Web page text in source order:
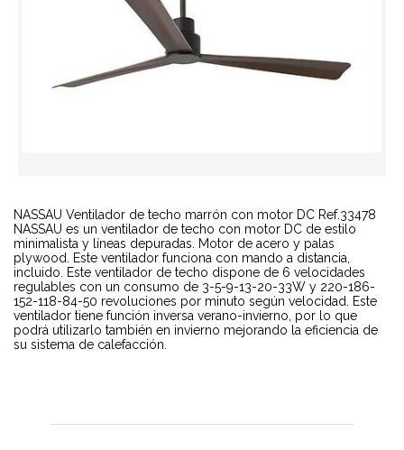
NASSAU Ventilador de techo marrón con motor DC Ref.33478
NASSAU es un ventilador de techo con motor DC de estilo
minimalista y líneas depuradas. Motor de acero y palas
plywood. Este ventilador funciona con mando a distancia,
incluido. Este ventilador de techo dispone de 6 velocidades
regulables con un consumo de 3-5-9-13-20-33W y 220-186-
152-118-84-50 revoluciones por minuto según velocidad. Este
ventilador tiene función inversa verano-invierno, por lo que
podrá utilizarlo también en invierno mejorando la eficiencia de
su sistema de calefacción.